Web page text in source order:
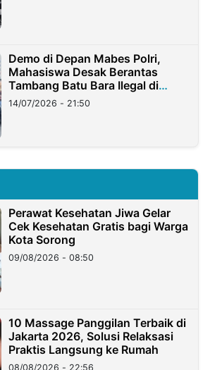
Demo di Depan Mabes Polri,
Mahasiswa Desak Berantas
Tambang Batu Bara Ilegal di
Lampung
14/07/2026 - 21:50
Perawat Kesehatan Jiwa Gelar
Cek Kesehatan Gratis bagi Warga
Kota Sorong
09/08/2026 - 08:50
10 Massage Panggilan Terbaik di
Jakarta 2026, Solusi Relaksasi
Praktis Langsung ke Rumah
08/08/2026 - 22:56